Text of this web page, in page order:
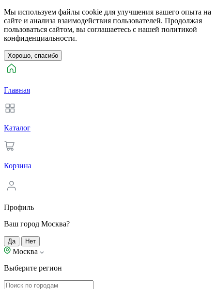
Мы используем файлы cookie для улучшения вашего опыта на
сайте и анализа взаимодействия пользователей. Продолжая
пользоваться сайтом, вы соглашаетесь с нашей политикой
конфиденциальности.
Хорошо, спасибо
Главная
Каталог
Корзина
Профиль
Ваш город Москва?
Да Нет
Москва
Выберите регион